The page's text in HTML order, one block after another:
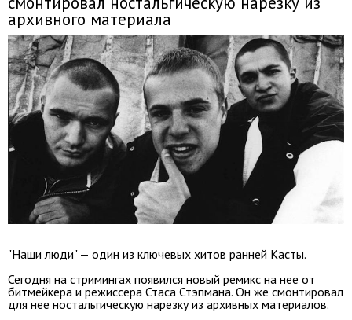
архивного материала
"Наши люди" — один из ключевых хитов ранней Касты.
Сегодня на стримингах появился новый ремикс на нее от
битмейкера и режиссера Стаса Стэпмана. Он же смонтировал
для нее ностальгическую нарезку из архивных материалов.